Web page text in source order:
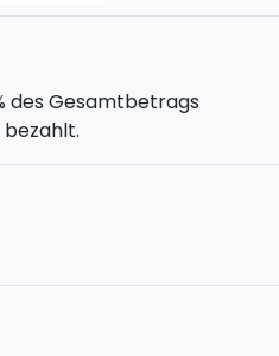
des Gesamtbetrags